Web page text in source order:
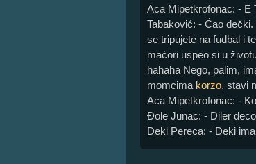
Aca Mipetkrofonac: - E
Tabaković: - Ćao
se tripujete na fudbal i
maćori uspeo si u
hahaha Nego, palim,
momcima korzo, stavi
Aca Mipetkrofonac: -
Đole Junac: - Diler
Deki Pereca: - Deki